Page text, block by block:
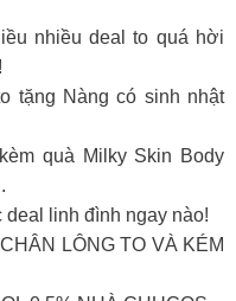
nhiều deal to quá hời
tặng Nàng có sinh nhật
quà Milky Skin Body
linh đình ngay nào!
LÔNG TO VÀ KÉM